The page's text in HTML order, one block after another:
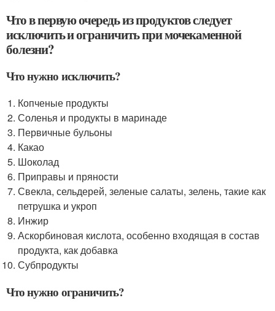
Что в первую очередь из продуктов следует
исключить и ограничить при мочекаменной
болезни?
Что нужно исключить?
Копченые продукты
Соленья и продукты в маринаде
Первичные бульоны
Какао
Шоколад
Приправы и пряности
Свекла, сельдерей, зеленые салаты, зелень, такие как
петрушка и укроп
Инжир
Аскорбиновая кислота, особенно входящая в состав
продукта, как добавка
Субпродукты
Что нужно ограничить?